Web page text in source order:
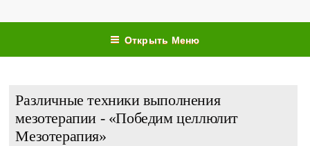
Открыть Меню
Различные техники выполнения
мезотерапии - «Победим целлюлит
Мезотерапия»